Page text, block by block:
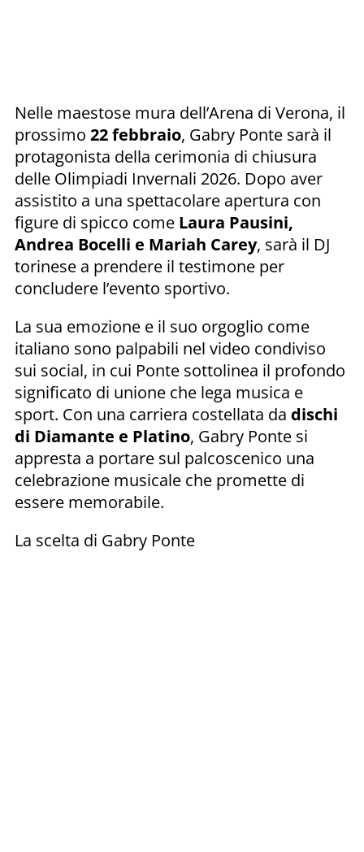
Nelle maestose mura dell’Arena di Verona, il
prossimo 22 febbraio, Gabry Ponte sarà il
protagonista della cerimonia di chiusura
delle Olimpiadi Invernali 2026. Dopo aver
assistito a una spettacolare apertura con
figure di spicco come Laura Pausini,
Andrea Bocelli e Mariah Carey, sarà il DJ
torinese a prendere il testimone per
concludere l’evento sportivo.
La sua emozione e il suo orgoglio come
italiano sono palpabili nel video condiviso
sui social, in cui Ponte sottolinea il profondo
significato di unione che lega musica e
sport. Con una carriera costellata da dischi
di Diamante e Platino, Gabry Ponte si
appresta a portare sul palcoscenico una
celebrazione musicale che promette di
essere memorabile.
La scelta di Gabry Ponte